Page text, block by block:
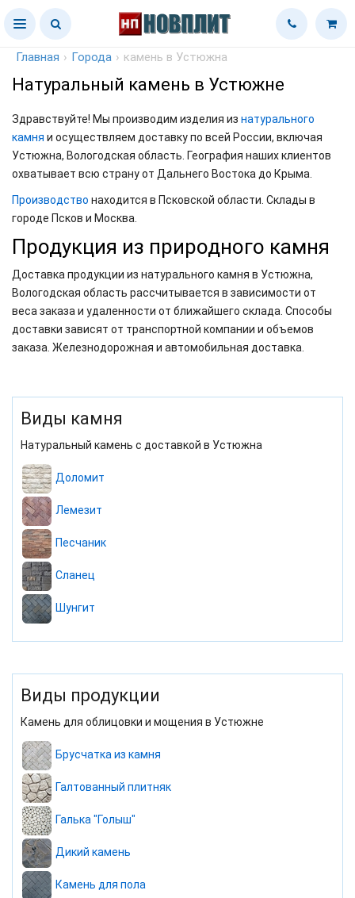
Главная › Города › камень в Устюжна
Натуральный камень в Устюжне
Здравствуйте! Мы производим изделия из натурального
камня и осуществляем доставку по всей России, включая
Устюжна, Вологодская область. География наших клиентов
охватывает всю страну от Дальнего Востока до Крыма.
Производство находится в Псковской области. Склады в
городе Псков и Москва.
Продукция из природного камня
Доставка продукции из натурального камня в Устюжна,
Вологодская область рассчитывается в зависимости от
веса заказа и удаленности от ближайшего склада. Способы
доставки зависят от транспортной компании и объемов
заказа. Железнодорожная и автомобильная доставка.
Виды камня
Натуральный камень с доставкой в Устюжна
Доломит
Лемезит
Песчаник
Сланец
Шунгит
Виды продукции
Камень для облицовки и мощения в Устюжне
Брусчатка из камня
Галтованный плитняк
Галька "Голыш"
Дикий камень
Камень для пола